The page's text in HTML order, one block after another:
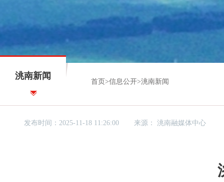
洮南新闻
首页 >信息公开>洮南新闻
发布时间：2025-11-18 11:26:00 来源：洮南融媒体中心